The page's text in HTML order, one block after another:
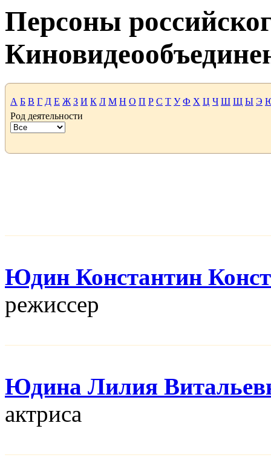
Персоны
А Б В Г Д Е Ж З И К Л М Н О П Р С Т У Ф Х Ц Ч Ш Щ Ы Э
Род деятельности
Юдин Константин
режисcер
Юдина Лилия
актриса